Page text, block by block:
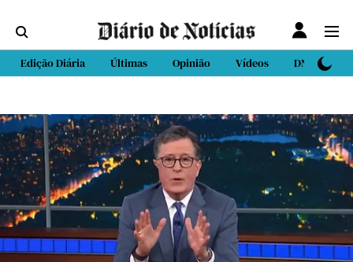
Edição Diária Últimas Opinião Vídeos DN Sport